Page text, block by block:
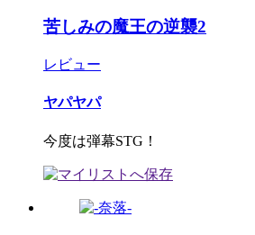
苦しみの魔王の逆襲2
レビュー
ヤパヤパ
今度は弾幕STG！